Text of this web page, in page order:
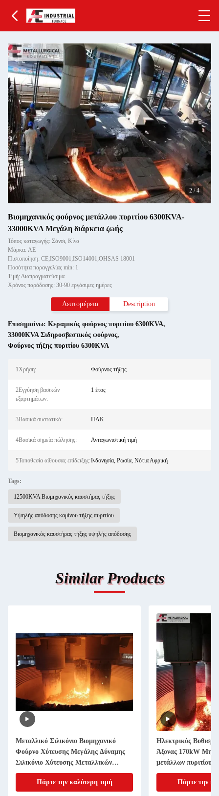
2 /4
Βιομηχανικός φούρνος μετάλλου πυριτίου 6300KVA-
33000KVA Μεγάλη διάρκεια ζωής
Τόπος καταγωγής: Σάνσι, Κίνα
Μάρκα: AE
Πιστοποίηση: CE;ISO9001;ISO14001;OHSAS 18001
Ποσότητα παραγγελίας min: 1
Τιμή: Διαπραγματεύσιμα
Χρόνος παράδοσης: 30-90 εργάσιμες ημέρες
Λεπτομέρεια Description
Επισημαίνω: Κεραμικός φούρνος πυριτίου 6300KVA,
33000KVA Σιδηροσβεστικός φούρνος,
Φούρνος τήξης πυριτίου 6300KVA
1Χρήση: Φούρνος τήξης
2Εγγύηση βασικών
εξαρτημάτων:
1 έτος
3Βασικά συστατικά: ΠΛΚ
4Βασικά σημεία πώλησης: Ανταγωνιστική τιμή
5Τοποθεσία αίθουσας επίδειξης:Ινδονησία, Ρωσία, Νότια Αφρική
Tags:
12500KVA Βιομηχανικός καυστήρας τήξης
Υψηλής απόδοσης καμίνου τήξης πυριτίου
Βιομηχανικός καυστήρας τήξης υψηλής απόδοσης
Similar Products
Μεταλλικό Σιλικόνιο Βιομηχανικό
Φούρνο Χύτευσης Μεγάλης Δύναμης
Σιλικόνιο Χύτευσης Μεταλλικών
12500KVA-33000KVA
Πάρτε την καλύτερη τιμή
Ηλεκτρικός
Άξονας 170kW
μετάλλων πυριτίου
Πάρτε την